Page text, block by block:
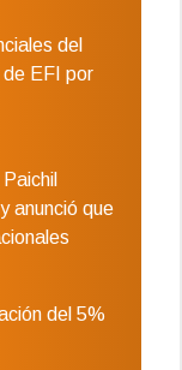
del
EFI por
anunció que
del 5%